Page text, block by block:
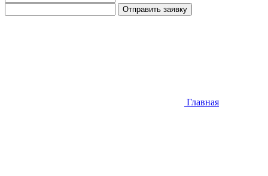
Отправить заявку
Главная